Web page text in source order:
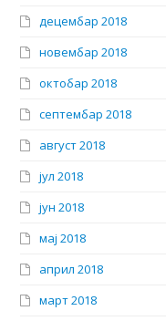
децембар 2018
новембар 2018
октобар 2018
септембар 2018
август 2018
јул 2018
јун 2018
мај 2018
април 2018
март 2018